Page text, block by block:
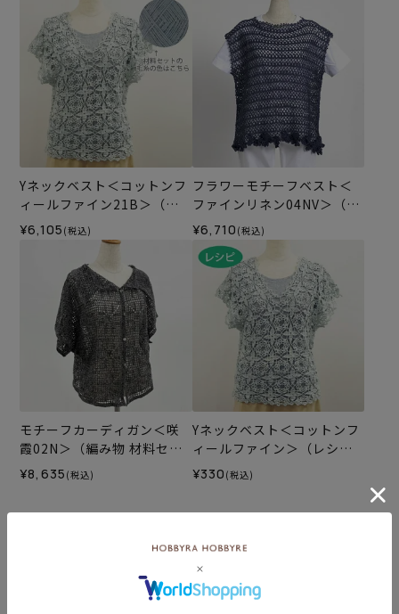
Yネックベスト＜コットンフ
ィールファイン21B＞（編
み物 材料セット）
¥6,105 (税込)
フラワーモチーフベスト＜
ファインリネン04NV＞（編
み物 材料セット）
¥6,710 (税込)
モチーフカーディガン＜咲
霞02N＞（編み物 材料セッ
ト）
¥8,635 (税込)
Yネックベスト＜コットンフ
ィールファイン＞（レシ
ピ）
¥330 (税込)
カテゴリーから探す